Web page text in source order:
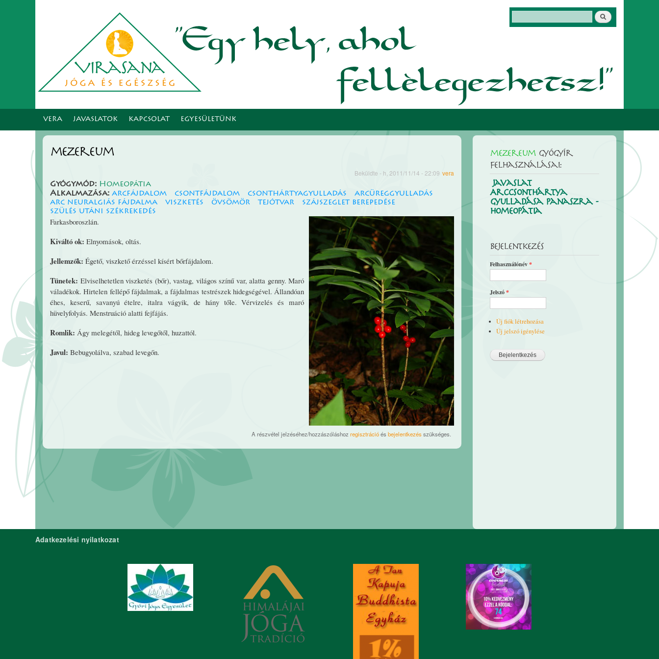
Keresés
VERA JAVASLATOK KAPCSOLAT EGYESÜLETÜNK
mezereum
Beküldte vera
- h, 2011/11/14 - 22:09
Gyógymód: Homeopátia
Alkalmazása: arcfájdalom csontfájdalom csonthártyagyulladás
arcüreggyulladás
arc neuralgiás fájdalma
viszketés övsömör tejótvar
szájszeglet berepedése
szülés utáni székrekedés
Farkasboroszlán.
Kiváltó ok: Elnyomások, oltás.
Jellemzők: Égető, viszkető érzéssel kísért bőrfájdalom.
Tünetek: Elviselhetetlen viszketés (bőr), vastag, világos színű var, alatta genny. Maró
váladékok. Hirtelen fellépő fájdalmak, a fájdalmas testrészek hidegségével. Állandóan
éhes, keserű, savanyú ételre, italra vágyik, de hány tőle. Vérvizelés és maró
hüvelyfolyás. Menstruáció alatti fejfájás.
Romlik: Ágy melegétől, hideg levegőtől, huzattól.
Javul: Bebugyolálva, szabad levegőn.
A részvétel jelzéséhez/hozzászóláshozregisztrációésbejelentkezésszükséges.
mezereumgyógyír
felhasználásai:
Javaslat
Arccsonthártya
gyulladása panaszra -
Homeopátia
Bejelentkezés
Felhasználónév*
Jelszó*
Új fiók létrehozása
Új jelszó igénylése
Adatkezelési nyilatkozat